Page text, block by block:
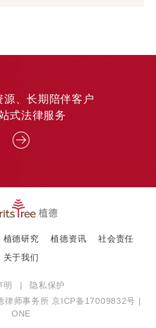
源、长期陪伴客户
式法律服务
植德研究 植德资讯
社会责任
关于我们
明 |
隐私保护
律师事务所 京ICP备17009832号 |
ONE